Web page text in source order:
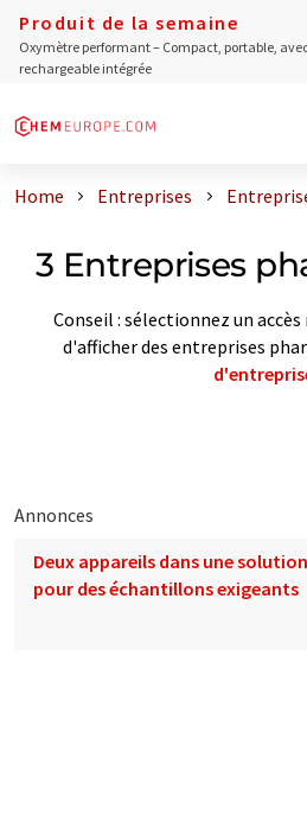
Produit de la semaine
Oxymètre performant – Compact, portable,
rechargeable intégrée
Home Entreprises
3 Entreprises
Conseil : sélectionnez un
d'afficher des entreprises
Annonces
Deux appareils dans une
pour des échantillons exigeants